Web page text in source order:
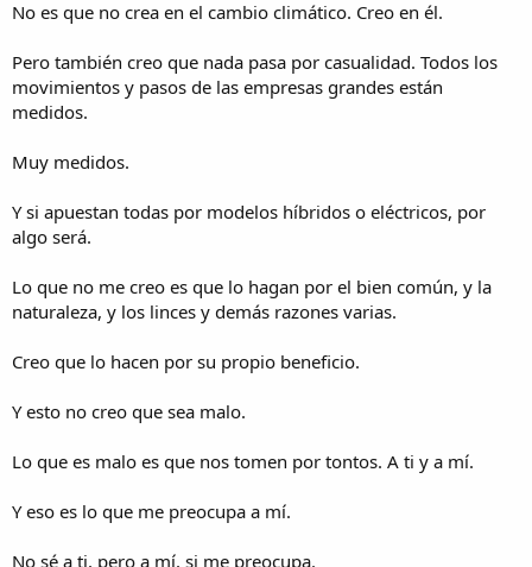
No es que no crea en el cambio climático. Creo en él.
Pero también creo que nada pasa por casualidad. Todos los
movimientos y pasos de las empresas grandes están
medidos.
Muy medidos.
Y si apuestan todas por modelos híbridos o eléctricos, por
algo será.
Lo que no me creo es que lo hagan por el bien común, y la
naturaleza, y los linces y demás razones varias.
Creo que lo hacen por su propio beneficio.
Y esto no creo que sea malo.
Lo que es malo es que nos tomen por tontos. A ti y a mí.
Y eso es lo que me preocupa a mí.
No sé a ti, pero a mí, si me preocupa.